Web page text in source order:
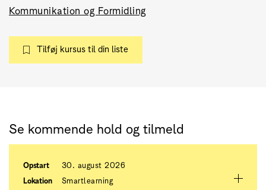
Kommunikation og Formidling
Tilføj kursus til din liste
Se kommende hold og tilmeld
Opstart
30. august 2026
Lokation
Smartlearning